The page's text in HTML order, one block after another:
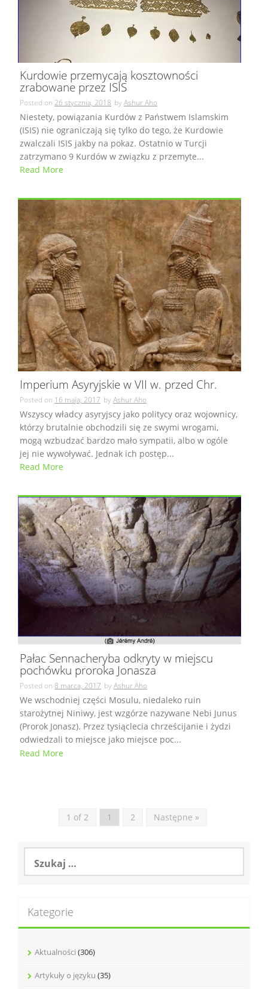
Kurdowie przemycają kosztowności
zrabowane przez ISIS
Posted on 26 stycznia, 2018 byAshur Aho
Niestety, powiązania Kurdów z Państwem Islamskim
(ISIS) nie ograniczają się tylko do tego, że Kurdowie
zwalczali ISIS jakby na pokaz. Ostatnio w Turcji
zatrzymano 9 Kurdów w związku z przemyte...
Read More
Imperium Asyryjskie w VII w. przed Chr.
Posted on 16 maja, 2017 byAshur Aho
Wszyscy władcy asyryjscy jako politycy oraz wojownicy,
którzy brutalnie obchodzili się ze swymi wrogami,
mogą wzbudzać bardzo mało sympatii, albo w ogóle
jej nie wywoływać. Jednak ich postęp...
Read More
Pałac Sennacheryba odkryty w miejscu
pochówku proroka Jonasza
Posted on 8 marca, 2017 byAshur Aho
We wschodniej części Mosulu, niedaleko ruin
starożytnej Niniwy, jest wzgórze nazywane Nebi Junus
(Prorok Jonasz). Przez tysiąclecia chrześcijanie i żydzi
odwiedzali to miejsce jako miejsce poc...
Read More
1 of 2 1 2 Następne »
Szukaj:
Kategorie
Aktualności (306)
Artykuły o języku (35)